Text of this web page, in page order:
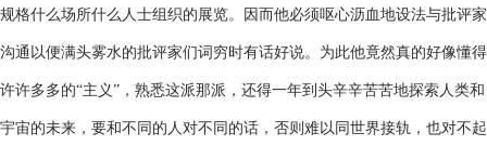
规格什么场所什么人士组织的展览。因而他必须呕心沥血地设法与批评家
沟通以便满头雾水的批评家们词穷时有话好说。为此他竟然真的好像懂得
许许多多的“主义”，熟悉这派那派，还得一年到头辛辛苦苦地探索人类和
宇宙的未来，要和不同的人对不同的话，否则难以同世界接轨，也对不起